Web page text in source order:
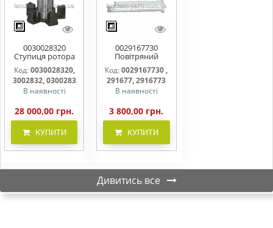
0030028320
Ступиця ротора
CLAAS
Код:0030028320,
3002832, 0300283
В наявності
28 000,00 грн.
КУПИТИ
0029167730
Повітряний
фільтр бака
(фільтр AdBlue)
Код: 0029167730 ,
291677, 2916773
В наявності
3 800,00 грн.
КУПИТИ
Дивитись все